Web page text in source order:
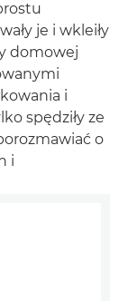
je i wkleiły
domowej
i
spędziły ze
o
i